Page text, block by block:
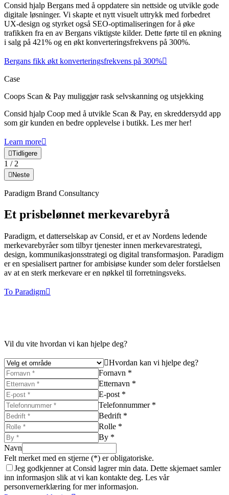
Consid hjalp Bergans med å oppdatere sin nettside og utvikle gode
digitale løsninger. Vi skapte et nytt visuelt uttrykk med forbedret
UX-design og styrket også SEO-optimaliseringen for å øke
trafikken fra en av Bergans viktigste kilder. Dette førte til en økning
i salg på 421% og en økt konverteringsfrekvens på 300%.
Bergans fikk økt konverteringsfrekvens på 300%
Case
Coops Scan & Pay muliggjør rask selvskanning og utsjekking
Consid hjalp Coop med å utvikle Scan & Pay, en skreddersydd app
som gir kunden en bedre opplevelse i butikk. Les mer her!
Learn more
Tidligere
1 / 2
Neste
Paradigm Brand Consultancy
Et prisbelønnet merkevarebyrå
Paradigm, et datterselskap av Consid, er et av Nordens ledende
merkevarebyråer som tilbyr tjenester innen merkevarestrategi,
design, kommunikasjonsstrategi og digital transformasjon. Paradigm
er en spesialisert partner for ambisiøse kunder som deler forståelsen
av at en sterk merkevare er en nøkkel til forretningsveks.
To Paradigm
Vil du vite hvordan vi kan hjelpe deg?
Hvordan kan vi hjelpe deg?
Fornavn *
Etternavn *
E-post *
Telefonnummer *
Bedrift *
Rolle *
By *
Navn
Felt merket med en stjerne (*) er obligatoriske.
Jeg godkjenner at Consid lagrer min data. Dette skjemaet samler
inn informasjon slik at vi kan kontakte deg. Les vår
personvernerklæring for mer informasjon.